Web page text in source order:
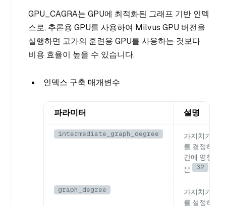
GPU_CAGRA는 GPU에 최적화된 그래프 기반 인덱
스로, 추론용 GPU를 사용하여 Milvus GPU 버전을
실행하면 고가의 훈련용 GPU를 사용하는 것보다
비용 효율이 높을 수 있습니다.
인덱스 구축 매개변수
파라미터 설명
intermediate_graph_degree
가지치기 전
를 결정하여
간에 영향을
은
32
graph_degree
가지치기 후
를 설정하여